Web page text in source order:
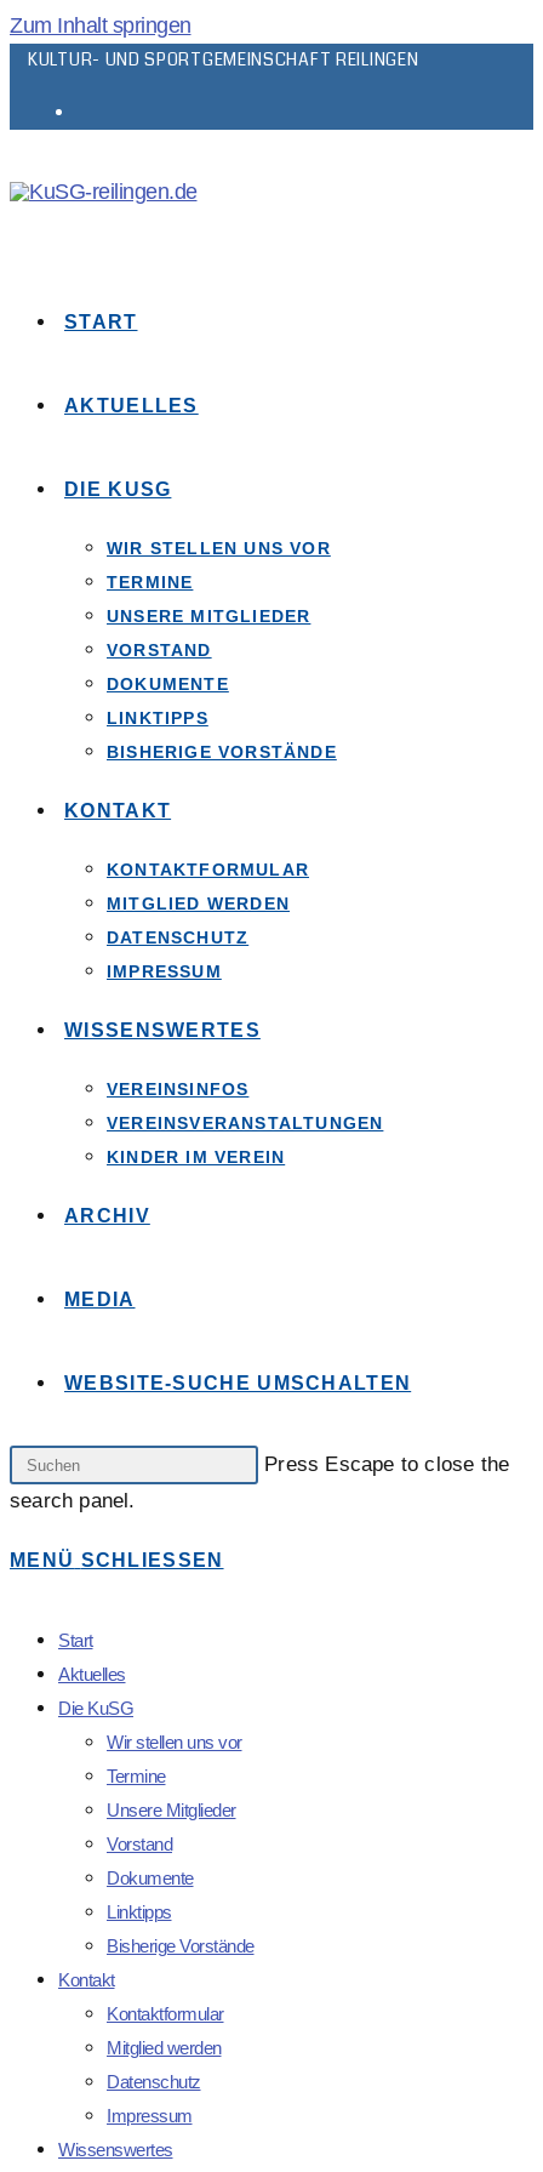
Zum Inhalt springen
KULTUR- UND SPORTGEMEINSCHAFT REILINGEN
START
AKTUELLES
DIE KUSG
WIR STELLEN UNS VOR
TERMINE
UNSERE MITGLIEDER
VORSTAND
DOKUMENTE
LINKTIPPS
BISHERIGE VORSTÄNDE
KONTAKT
KONTAKTFORMULAR
MITGLIED WERDEN
DATENSCHUTZ
IMPRESSUM
WISSENSWERTES
VEREINSINFOS
VEREINSVERANSTALTUNGEN
KINDER IM VEREIN
ARCHIV
MEDIA
WEBSITE-SUCHE UMSCHALTEN
Press Escape to close the
search panel.
MENÜ SCHLIESSEN
Start
Aktuelles
Die KuSG
Wir stellen uns vor
Termine
Unsere Mitglieder
Vorstand
Dokumente
Linktipps
Bisherige Vorstände
Kontakt
Kontaktformular
Mitglied werden
Datenschutz
Impressum
Wissenswertes